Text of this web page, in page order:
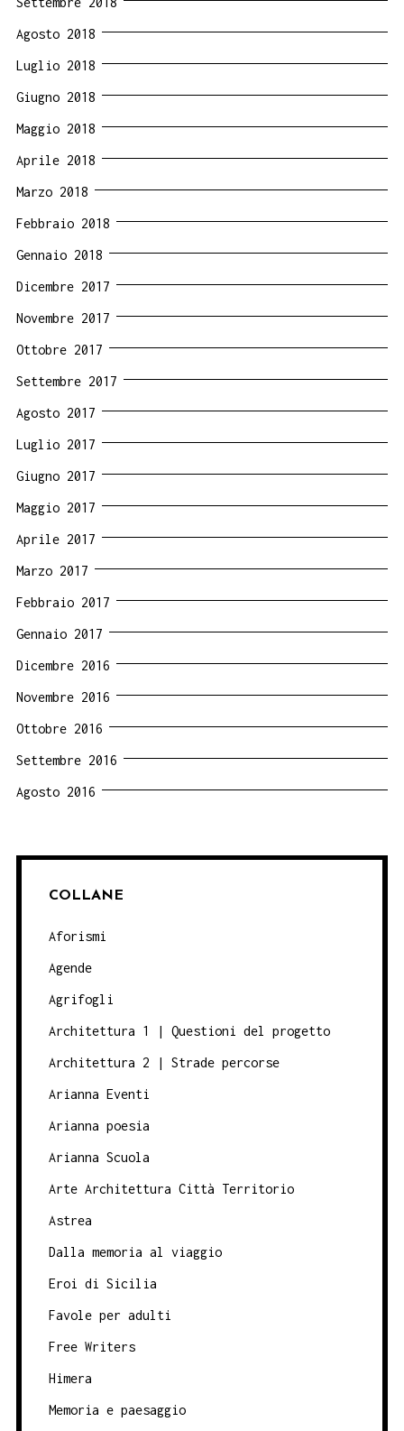
Agosto 2018
Luglio 2018
Giugno 2018
Maggio 2018
Aprile 2018
Marzo 2018
Febbraio 2018
Gennaio 2018
Dicembre 2017
Novembre 2017
Ottobre 2017
Settembre 2017
Agosto 2017
Luglio 2017
Giugno 2017
Maggio 2017
Aprile 2017
Marzo 2017
Febbraio 2017
Gennaio 2017
Dicembre 2016
Novembre 2016
Ottobre 2016
Settembre 2016
Agosto 2016
COLLANE
Aforismi
Agende
Agrifogli
Architettura 1 | Questioni del progetto
Architettura 2 | Strade percorse
Arianna Eventi
Arianna poesia
Arianna Scuola
Arte Architettura Città Territorio
Astrea
Dalla memoria al viaggio
Eroi di Sicilia
Favole per adulti
Free Writers
Himera
Memoria e paesaggio